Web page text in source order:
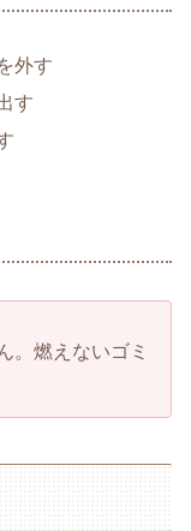
外す
す
。燃えないゴミ